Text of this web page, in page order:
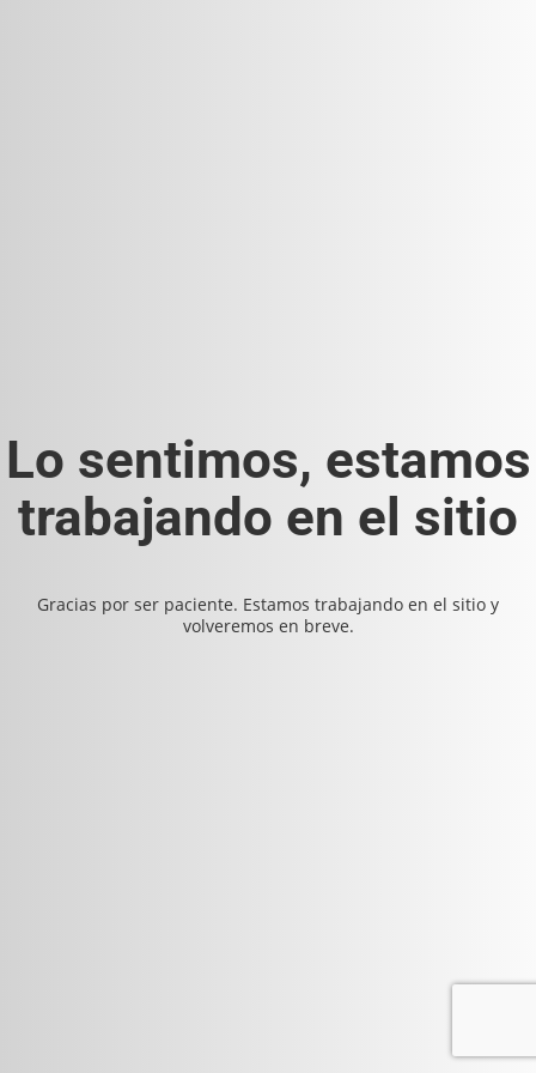
Lo sentimos, estamos
trabajando en el sitio
Gracias por ser paciente. Estamos trabajando en el sitio y
volveremos en breve.